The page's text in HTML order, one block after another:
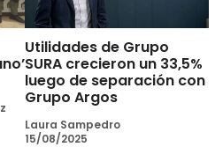
Utilidades de Grupo
SURA crecieron un 33,5%
luego de separación con
Grupo Argos
Laura Sampedro
15/08/2025